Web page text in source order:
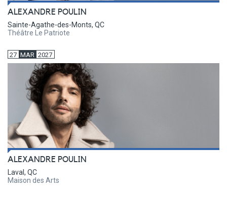
ALEXANDRE POULIN
Sainte-Agathe-des-Monts, QC
Théâtre Le Patriote
27 MAR 2027
ALEXANDRE POULIN
Laval, QC
Maison des Arts